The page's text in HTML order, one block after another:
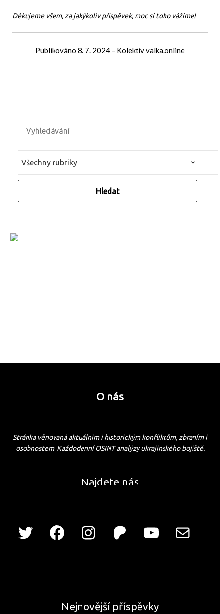
Děkujeme všem, za jakýkoliv příspěvek, moc si toho vážíme!
Publikováno 8. 7. 2024 – Kolektiv valka.online
O nás
Stránka věnovaná aktuálním i historickým konfliktům, zbraním i
osobnostem. Každodenní OSINT analýzy ukrajinského bojiště.
Najdete nás
Nejnovější příspěvky